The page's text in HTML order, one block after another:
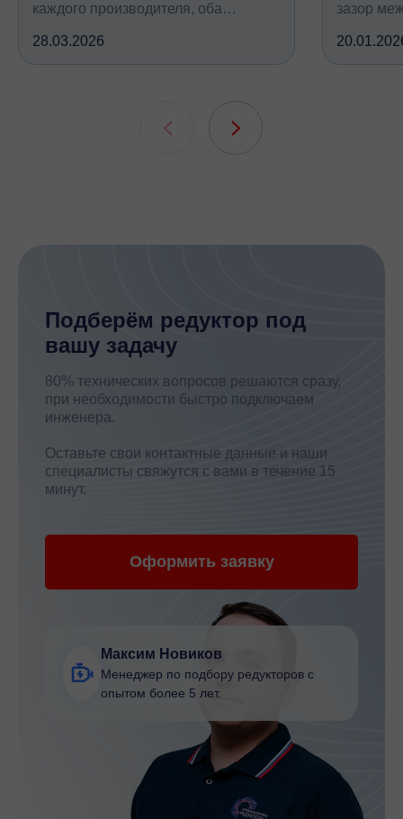
каждого производителя, оба
крутящий момент, но устроены
принципиально по-разному, при
28.03.2026
зазор
всех
Подберём редуктор под
вашу задачу
80% технических вопросов решаются сразу,
при необходимости быстро подключаем
инженера.
Оставьте свои контактные данные и наши
специалисты свяжутся с вами в течение 15
минут.
Оформить заявку
Максим Новиков
Менеджер по подбору редукторов с
опытом более 5 лет.